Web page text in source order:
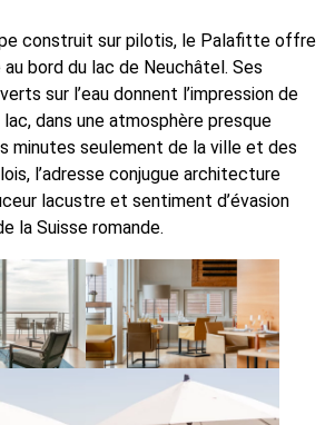
construit sur pilotis, le Palafitte offre
bord du lac de Neuchâtel. Ses
sur l’eau donnent l’impression de
dans une atmosphère presque
minutes seulement de la ville et des
l’adresse conjugue architecture
lacustre et sentiment d’évasion
la Suisse romande.